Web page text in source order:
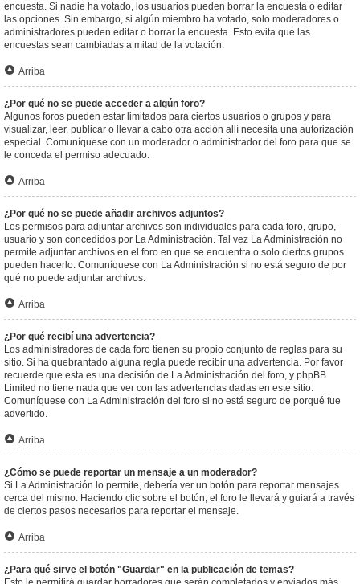
encuesta. Si nadie ha votado, los usuarios pueden borrar la encuesta o editar
las opciones. Sin embargo, si algún miembro ha votado, solo moderadores o
administradores pueden editar o borrar la encuesta. Esto evita que las
encuestas sean cambiadas a mitad de la votación.
Arriba
¿Por qué no se puede acceder a algún foro?
Algunos foros pueden estar limitados para ciertos usuarios o grupos y para
visualizar, leer, publicar o llevar a cabo otra acción allí necesita una autorización
especial. Comuníquese con un moderador o administrador del foro para que se
le conceda el permiso adecuado.
Arriba
¿Por qué no se puede añadir archivos adjuntos?
Los permisos para adjuntar archivos son individuales para cada foro, grupo,
usuario y son concedidos por La Administración. Tal vez La Administración no
permite adjuntar archivos en el foro en que se encuentra o solo ciertos grupos
pueden hacerlo. Comuníquese con La Administración si no está seguro de por
qué no puede adjuntar archivos.
Arriba
¿Por qué recibí una advertencia?
Los administradores de cada foro tienen su propio conjunto de reglas para su
sitio. Si ha quebrantado alguna regla puede recibir una advertencia. Por favor
recuerde que esta es una decisión de La Administración del foro, y phpBB
Limited no tiene nada que ver con las advertencias dadas en este sitio.
Comuníquese con La Administración del foro si no está seguro de porqué fue
advertido.
Arriba
¿Cómo se puede reportar un mensaje a un moderador?
Si La Administración lo permite, debería ver un botón para reportar mensajes
cerca del mismo. Haciendo clic sobre el botón, el foro le llevará y guiará a través
de ciertos pasos necesarios para reportar el mensaje.
Arriba
¿Para qué sirve el botón "Guardar" en la publicación de temas?